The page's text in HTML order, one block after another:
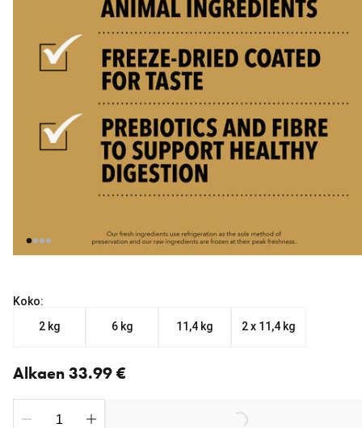
Koko:
2 kg
6 kg 11,4 kg 2 x 11,4 kg
Alkaen 33.99 €
Loading...